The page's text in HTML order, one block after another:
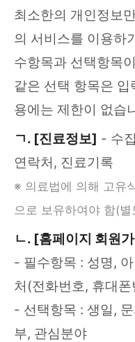
최소한의 개인정보
의 서비스를 이용하
수항목과 선택항목
같은 선택 항목은
용에는 제한이 없습
ㄱ. [진료정보] - 수
연락처, 진료기록
※ 의료법에 의해 고유
으로 보유하여야 함(
ㄴ. [홈페이지 회원
- 필수항목 : 성명,
처(전화번호, 휴대
- 선택항목 : 생일,
부, 관심분야